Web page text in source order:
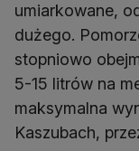
umiarkowane,
dużego.
stopniowo
5-15 litrów na
maksymalna
Kaszubach,